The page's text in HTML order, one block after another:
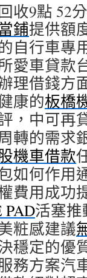
收9點 52
鋪提供額
自行車專
愛車貸款
理借錢方
康的板橋
，中可再
轉的需求
機車借款
如何作用
費用成功
PAD活塞
粧感建議
穩定的優
務方案汽